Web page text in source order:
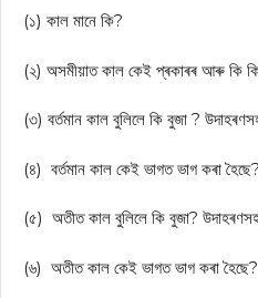
(১) কাল মানে কি?
(২) অসমীয়াত কাল কেই প্ৰকাৰৰ আৰু কি
(৩) বৰ্তমান কাল বুলিলে কি বুজা ?
(৪) বৰ্তমান কাল কেই ভাগত ভাগ কৰা
(৫) অতীত কাল বুলিলে কি বুজা?
(৬) অতীত কাল কেই ভাগত ভাগ কৰা